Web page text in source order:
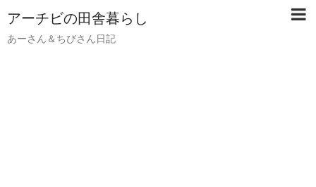
アーチビの田舎暮らし
あーさん＆ちびさん日記